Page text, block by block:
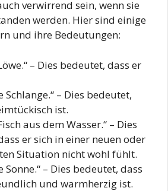
verwirrend sein, wenn sie
werden. Hier sind einige
und ihre Bedeutungen:
– Dies bedeutet, dass er
Schlange.“ – Dies bedeutet,
ist.
aus dem Wasser.“ – Dies
er sich in einer neuen oder
Situation nicht wohl fühlt.
Sonne.“ – Dies bedeutet, dass
und warmherzig ist.